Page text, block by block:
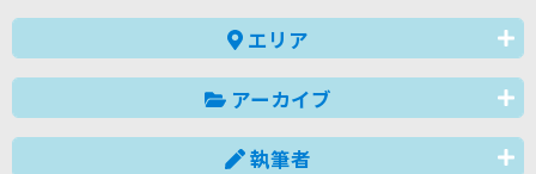
エリア
アーカイブ
執筆者